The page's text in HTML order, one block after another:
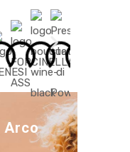
Arco